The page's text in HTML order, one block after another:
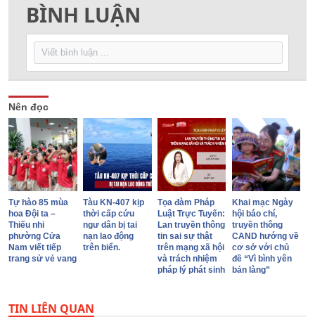
BÌNH LUẬN
Nên đọc
Tự hào 85 mùa
hoa Đội ta –
Thiếu nhi
phường Cửa
Nam viết tiếp
trang sử vẻ vang
Tàu KN-407 kịp
thời cấp cứu
ngư dân bị tai
nạn lao động
trên biển.
Tọa đàm Pháp
Luật Trực Tuyến:
Lan truyền thông
tin sai sự thật
trên mạng xã hội
và trách nhiệm
pháp lý phát sinh
Khai mạc Ngày
hội báo chí,
truyền thông
CAND hướng về
cơ sở với chủ
đề “Vì bình yên
bản làng”
TIN LIÊN QUAN